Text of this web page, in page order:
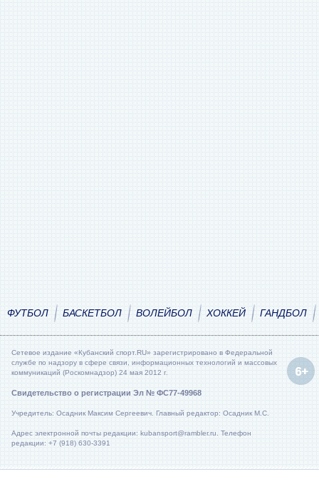
ФУТБОЛ БАСКЕТБОЛ ВОЛЕЙБОЛ ХОККЕЙ ГАНДБОЛ
Сетевое издание «Кубанский спорт.RU» зарегистрировано в Федеральной
службе по надзору в сфере связи, информационных технологий и массовых
коммуникаций (Роскомнадзор) 24 мая 2012 г.
Свидетельство о регистрации Эл № ФС77-49968
Учредитель: Осадник Максим Сергеевич. Главный редактор: Осадник М.С.
Адрес электронной почты редакции: kubansport@rambler.ru. Телефон
редакции: +7 (918) 630-3391